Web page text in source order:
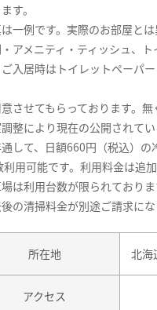
す。
一例です。実際のお部屋とは
アメニティ・ティッシュ、
入居時はトイレットペーパ
させてもらっております。無
整により現在の公開されてい
して、日額660円（税込）の
用可能です。利用料金は追
は利用台数が限られており
の清掃料金が別途ご請求にな
所在地 北海
アクセス